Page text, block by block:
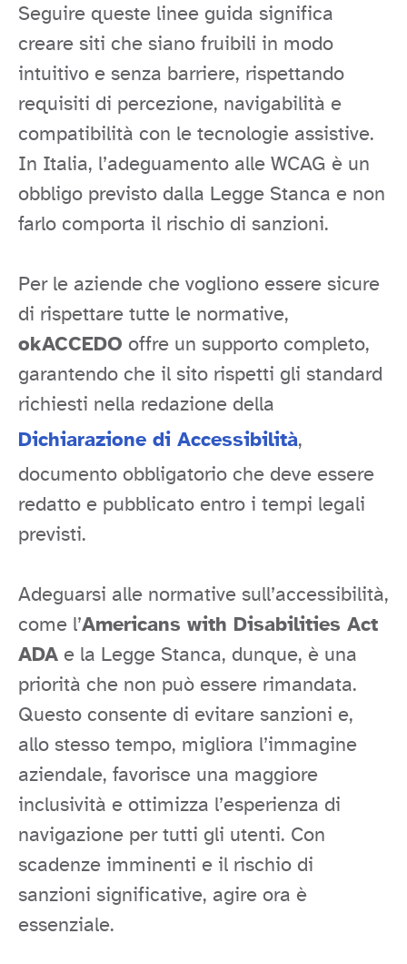
Seguire queste linee guida significa
creare siti che siano fruibili in modo
intuitivo e senza barriere, rispettando
requisiti di percezione, navigabilità e
compatibilità con le tecnologie assistive.
In Italia, l’adeguamento alle WCAG è un
obbligo previsto dalla Legge Stanca e non
farlo comporta il rischio di sanzioni.
Per le aziende che vogliono essere sicure
di rispettare tutte le normative,
okACCEDO offre un supporto completo,
garantendo che il sito rispetti gli standard
richiesti nella redazione della
Dichiarazione di Accessibilità,
documento obbligatorio che deve essere
redatto e pubblicato entro i tempi legali
previsti.
Adeguarsi alle normative sull’accessibilità,
come l’Americans with Disabilities Act
ADA e la Legge Stanca, dunque, è una
priorità che non può essere rimandata.
Questo consente di evitare sanzioni e,
allo stesso tempo, migliora l’immagine
aziendale, favorisce una maggiore
inclusività e ottimizza l’esperienza di
navigazione per tutti gli utenti. Con
scadenze imminenti e il rischio di
sanzioni significative, agire ora è
essenziale.